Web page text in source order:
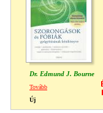
Dr. Edmund J. Bourne
Tovább
Új